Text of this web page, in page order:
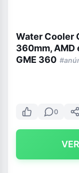
Water Cooler
360mm, AMD
GME 360
0